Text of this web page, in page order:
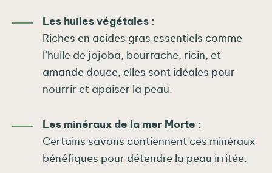
Les huiles végétales :
Riches en acides gras essentiels comme
l’huile de jojoba, bourrache, ricin, et
amande douce, elles sont idéales pour
nourrir et apaiser la peau.
Les minéraux de la mer Morte :
Certains savons contiennent ces minéraux
bénéfiques pour détendre la peau irritée.